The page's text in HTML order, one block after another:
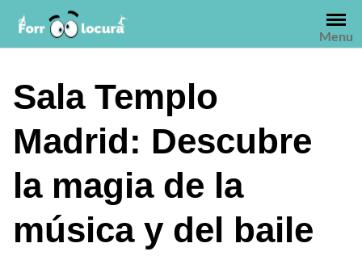
contenido
Menu
Sala Templo
Madrid: Descubre
la magia de la
música y del baile